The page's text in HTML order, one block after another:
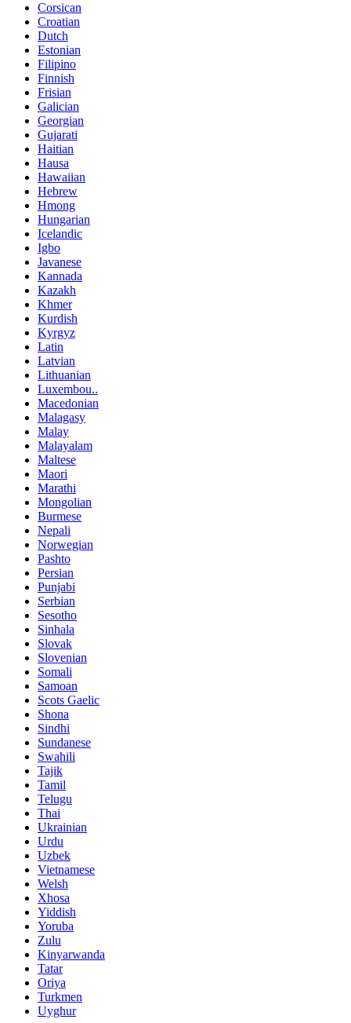
Corsican
Croatian
Dutch
Estonian
Filipino
Finnish
Frisian
Galician
Georgian
Gujarati
Haitian
Hausa
Hawaiian
Hebrew
Hmong
Hungarian
Icelandic
Igbo
Javanese
Kannada
Kazakh
Khmer
Kurdish
Kyrgyz
Latin
Latvian
Lithuanian
Luxembou..
Macedonian
Malagasy
Malay
Malayalam
Maltese
Maori
Marathi
Mongolian
Burmese
Nepali
Norwegian
Pashto
Persian
Punjabi
Serbian
Sesotho
Sinhala
Slovak
Slovenian
Somali
Samoan
Scots Gaelic
Shona
Sindhi
Sundanese
Swahili
Tajik
Tamil
Telugu
Thai
Ukrainian
Urdu
Uzbek
Vietnamese
Welsh
Xhosa
Yiddish
Yoruba
Zulu
Kinyarwanda
Tatar
Oriya
Turkmen
Uyghur